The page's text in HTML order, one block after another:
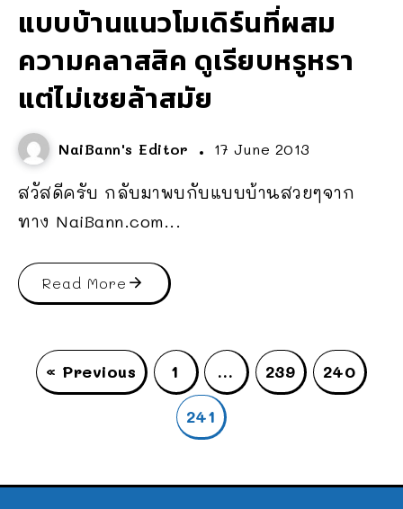
แบบบ้านแนวโมเดิร์นที่ผสม
ความคลาสสิค ดูเรียบหรูหรา
แต่ไม่เชยล้าสมัย
NaiBann's Editor 17 June 2013
สวัสดีครับ กลับมาพบกับแบบบ้านสวยๆจาก
ทาง NaiBann.com...
Read More
« Previous 1 … 239 240
241